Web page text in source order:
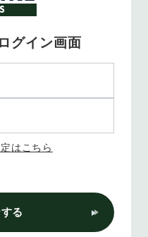
グイン画面
はこちら
る